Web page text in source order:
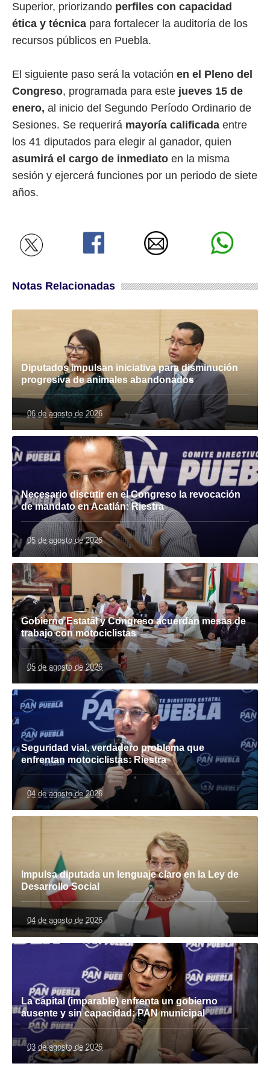
Superior, priorizando perfiles con capacidad
ética y técnica para fortalecer la auditoría de los
recursos públicos en Puebla.
El siguiente paso será la votación en el Pleno del
Congreso, programada para este jueves 15 de
enero, al inicio del Segundo Período Ordinario de
Sesiones. Se requerirá mayoría calificada entre
los 41 diputados para elegir al ganador, quien
asumirá el cargo de inmediato en la misma
sesión y ejercerá funciones por un periodo de siete
años.
Notas Relacionadas
Diputados impulsan iniciativa para disminución
progresiva de animales abandonados
06 de agosto de 2026
Necesario discutir en el Congreso la revocación
de mandato en Acatlán: Riestra
05 de agosto de 2026
Gobierno Estatal y Congreso acuerdan mesas de
trabajo con motociclistas
05 de agosto de 2026
Seguridad vial, verdadero problema que
enfrentan motociclistas: Riestra
04 de agosto de 2026
Impulsa diputada un lenguaje claro en la Ley de
Desarrollo Social
04 de agosto de 2026
La capital (imparable) enfrenta un gobierno
ausente y sin capacidad: PAN municipal
03 de agosto de 2026